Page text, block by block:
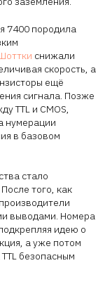
7400 породила
снижали
скорость, а
ещё
сигнала. Позже
TTL и CMOS,
нумерации
в базовом
стало
того, как
выводами. Номера
идею о
а уже потом
безопасным